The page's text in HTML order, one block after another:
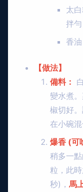
太
拌
香
【做法】
備料：
變水煮
椒切好
在小碗混
爆香 (可
稍多一
粒，此時
秒)， 馬